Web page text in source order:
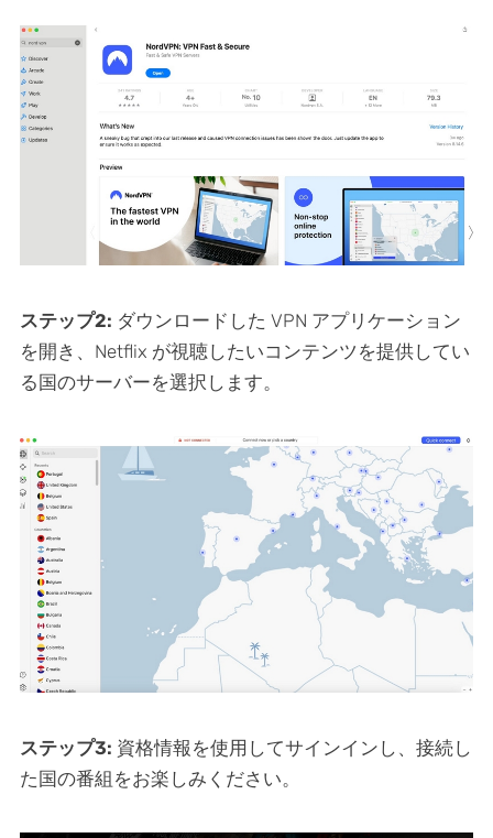
ステップ2: ダウンロードした VPN アプリケーション
を開き、Netflix が視聴したいコンテンツを提供してい
る国のサーバーを選択します。
ステップ3: 資格情報を使用してサインインし、接続し
た国の番組をお楽しみください。